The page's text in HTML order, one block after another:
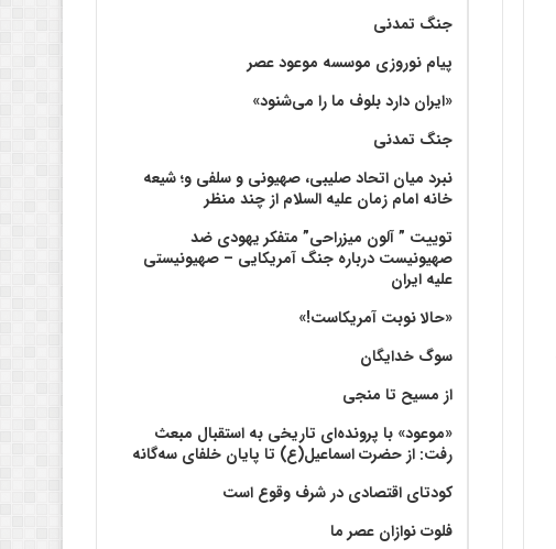
جنگ تمدنی
پیام نوروزی موسسه موعود عصر
«ایران دارد بلوف ما را می‌شنود»
جنگ تمدنی
نبرد میان اتحاد صلیبی، صهیونی و سلفی و؛ شیعه
خانه امام زمان علیه السلام از چند منظر
توییت ” آلون میزراحی” متفکر یهودی ضد
صهیونیست درباره جنگ آمریکایی – صهیونیستی
علیه ایران
«حالا نوبت آمریکاست!»
سوگ خدایگان
از مسیح تا منجی
«موعود» با پرونده‌ای تاریخی به استقبال مبعث
رفت: از حضرت اسماعیل(ع) تا پایان خلفای سه‌گانه
کودتای اقتصادی در شرف وقوع است
فلوت نوازان عصر ما